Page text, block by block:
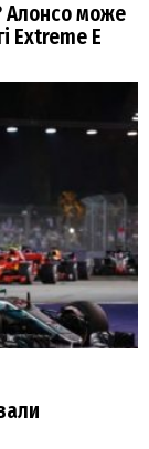
Алонсо може
Extreme E